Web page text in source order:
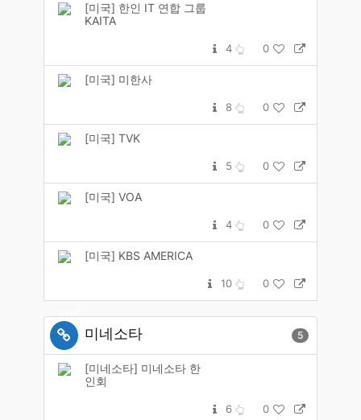
[미국] 한인 IT 연합 그룹
KAITA
4 0
[미국] 미한사
8 0
[미국] TVK
5 0
[미국] VOA
4 0
[미국] KBS AMERICA
10 0
미네소타 5
[미네소타] 미네소타 한
인회
6 0